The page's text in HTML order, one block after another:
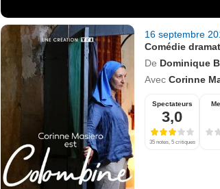
16 septembre
Comédie
De Dominique
Avec Corinne
Spectateurs
3,0
35 notes, 5 critiques